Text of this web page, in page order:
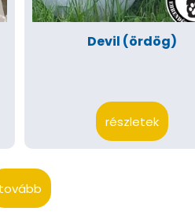
Devil (ördög)
részletek
tovább